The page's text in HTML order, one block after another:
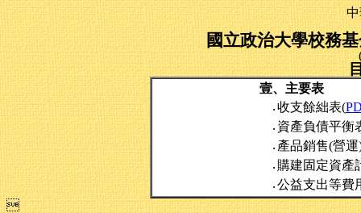
國立政治大學校務
壹、主要表
‧收支餘絀表(
‧ 資產負債平衡
‧ 產品銷售(營
‧ 購建固定資產
‧公益支出等費
